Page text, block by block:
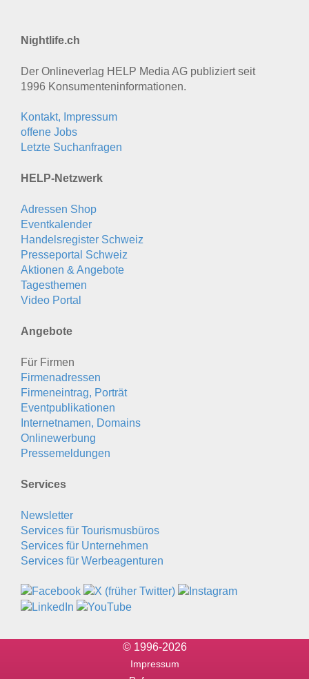
Nightlife.ch
Der Onlineverlag HELP Media AG publiziert seit
1996 Konsumenten­informationen.
Kontakt, Impressum
offene Jobs
Letzte Suchanfragen
HELP-Netzwerk
Adressen Shop
Eventkalender
Handelsregister Schweiz
Presseportal Schweiz
Aktionen & Angebote
Tagesthemen
Video Portal
Angebote
Für Firmen
Firmenadressen
Firmeneintrag, Porträt
Eventpublikationen
Internetnamen, Domains
Onlinewerbung
Pressemeldungen
Services
Newsletter
Services für Tourismusbüros
Services für Unternehmen
Services für Werbeagenturen
© 1996-2026
Impressum